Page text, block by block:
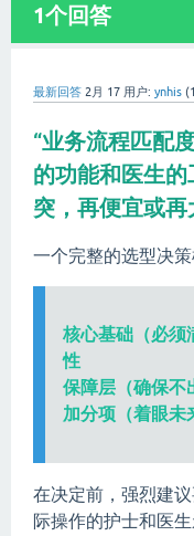
1个回答
最新回答 2月 17 用户: ynhis (
“业务流程匹配
的功能和医生
突，再便宜或再
一个完整的选型决策
核心基础（必须
性
保障层（确保不
加分项（着眼未
在决定前，强烈建
际操作的护士和医